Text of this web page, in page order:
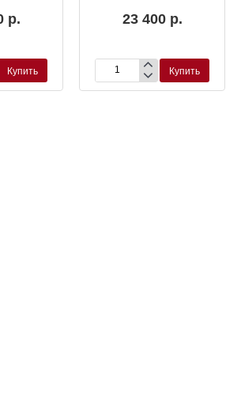
р.
Купить
23 400 р.
Кашпо
B-
Купить